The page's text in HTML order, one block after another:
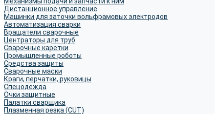
Дистанционное управление
Машинки для заточки вольфрамовых электродов
Автоматизация сварки
Вращатели сварочные
Центраторы для труб
Сварочные каретки
Промышленные роботы
Средства защиты
Сварочные маски
Краги, перчатки, руковицы
Спецодежда
Очки защитные
Палатки сварщика
Плазменная резка (CUT)